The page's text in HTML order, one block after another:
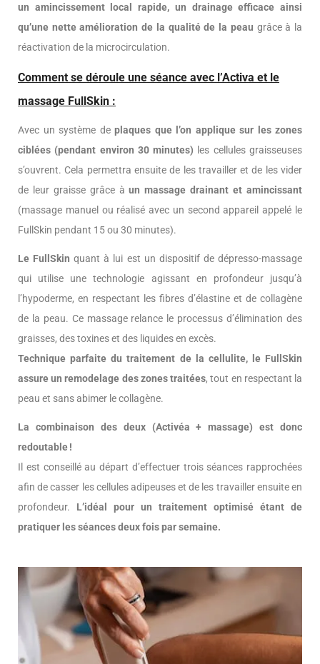
un amincissement local rapide, un drainage efficace ainsi
qu’une nette amélioration de la qualité de la peau grâce à la
réactivation de la microcirculation.
Comment se déroule une séance avec l’Activa et le
massage FullSkin :
Avec un système de plaques que l’on applique sur les zones
ciblées (pendant environ 30 minutes) les cellules graisseuses
s’ouvrent. Cela permettra ensuite de les travailler et de les vider
de leur graisse grâce àun massage drainant et amincissant
(massage manuel ou réalisé avec un second appareil appelé le
FullSkin pendant 15 ou 30 minutes).
Le FullSkin quant à lui est un dispositif de dépresso-massage
qui utilise une technologie agissant en profondeur jusqu’à
l’hypoderme, en respectant les fibres d’élastine et de collagène
de la peau. Ce massage relance le processus d’élimination des
graisses, des toxines et des liquides en excès.
Technique parfaite du traitement de la cellulite, le FullSkin
assure un remodelage des zones traitées, tout en respectant la
peau et sans abimer le collagène.
La combinaison des deux (Activéa + massage) est donc
redoutable !
Il est conseillé au départ d’effectuer trois séances rapprochées
afin de casser les cellules adipeuses et de les travailler ensuite en
profondeur. L’idéal pour un traitement optimisé étant de
pratiquer les séances deux fois par semaine.